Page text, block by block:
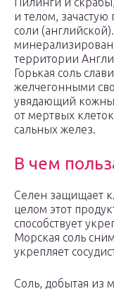
и телом, зачастую
соли
территории
Горькая соль
желчегонными
увядающий
от мертвых
сальных желез.
В чем
Селен защищает
целом этот
способствует
Морская соль
укрепляет
Соль, добытая из